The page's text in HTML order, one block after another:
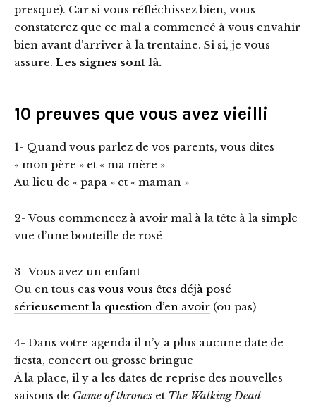
presque). Car si vous réfléchissez bien, vous
constaterez que ce mal a commencé à vous envahir
bien avant d’arriver à la trentaine. Si si, je vous
assure. Les signes sont là.
10 preuves que vous avez vieilli
1- Quand vous parlez de vos parents, vous dites
« mon père » et « ma mère »
Au lieu de « papa » et « maman »
2- Vous commencez à avoir mal à la tête à la simple
vue d’une bouteille de rosé
3- Vous avez un enfant
Ou en tous cas vous vous êtes déjà posé
sérieusement la question d’en avoir (ou pas)
4- Dans votre agenda il n’y a plus aucune date de
fiesta, concert ou grosse bringue
À la place, il y a les dates de reprise des nouvelles
saisons de Game of thrones et The Walking Dead